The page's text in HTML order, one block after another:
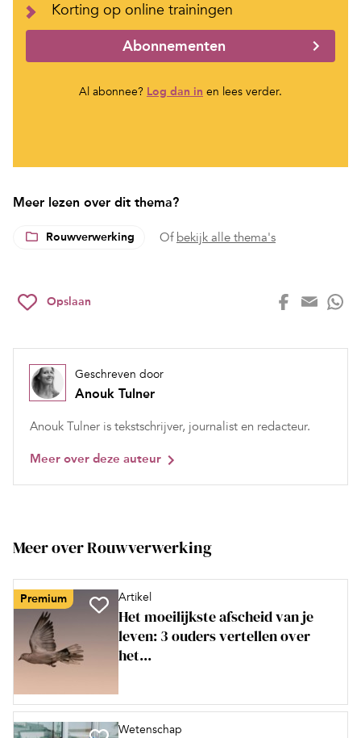
Korting op online trainingen
Abonnementen
Al abonnee? Log dan in en lees verder.
Meer lezen over dit thema?
Rouwverwerking Of bekijk alle thema's
Opslaan
Geschreven door
Anouk Tulner
Anouk Tulner is tekstschrijver, journalist en redacteur.
Meer over deze auteur
Meer over Rouwverwerking
Premium Artikel
Het moeilijkste afscheid van je
leven: 3 ouders vertellen over
het...
Wetenschap